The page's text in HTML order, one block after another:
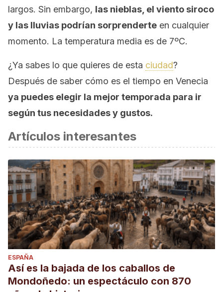
largos. Sin embargo, las nieblas, el viento siroco
y las lluvias podrían sorprenderte en cualquier
momento. La temperatura media es de 7ºC.
¿Ya sabes lo que quieres de esta ciudad?
Después de saber cómo es el tiempo en Venecia
ya puedes elegir la mejor temporada para ir
según tus necesidades y gustos.
Artículos interesantes
ESPAÑA
Así es la bajada de los caballos de
Mondoñedo: un espectáculo con 870